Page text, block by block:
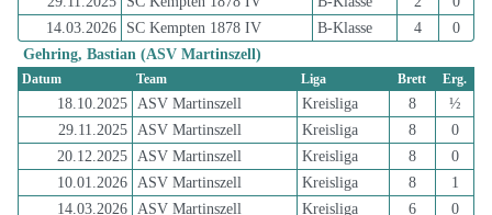
14.03.2026
SC Kempten 1878 IV B-Klasse 4
0
Gehring, Bastian (ASV Martinszell)
Datum Team Liga Brett Erg.
18.10.2025 ASV Martinszell Kreisliga 8
½
29.11.2025 ASV Martinszell Kreisliga 8
0
20.12.2025 ASV Martinszell Kreisliga 8
0
10.01.2026 ASV Martinszell Kreisliga 8
1
14.03.2026 ASV Martinszell Kreisliga 6
0